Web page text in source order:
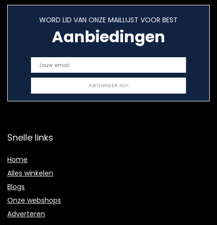
WORD LID VAN ONZE MAILLIJST VOOR BEST
Aanbiedingen
Snelle links
Home
Alles winkelen
Blogs
Onze webshops
Adverteren